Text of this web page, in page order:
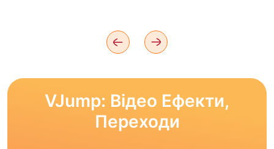
VJump: Відео Ефекти,
Переходи